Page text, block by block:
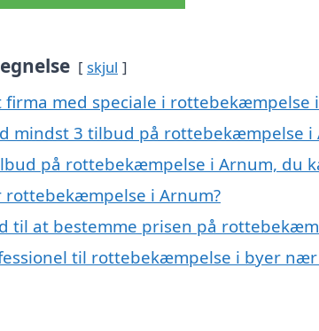
skjul
firma med speciale i rottebekæmpelse
mindst 3 tilbud på rottebekæmpelse i
på rottebekæmpelse i Arnum, du
rottebekæmpelse i Arnum?
til at bestemme prisen på
til rottebekæmpelse i byer